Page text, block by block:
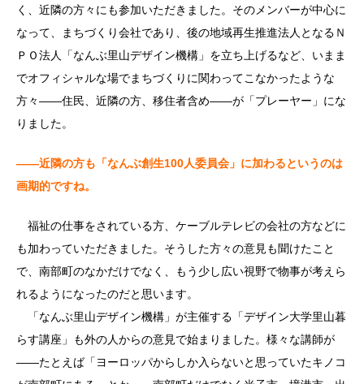
く、近隣の方々にも参加いただきました。そのメンバーが中心に
なって、まちづくり会社であり、後の地域再生推進法人となるＮ
ＰＯ法人「なんぶ里山デザイン機構」を立ち上げるなど、いまま
でオフィシャルな場でまちづくりに関わってこなかったような
方々――住民、近隣の方、移住者含め――が「プレーヤー」にな
りました。
――近隣の方も「なんぶ創生100人委員会」に加わるというのは
画期的ですね。
福祉の仕事をされている方、ケーブルテレビの会社の方などに
も加わっていただきました。そうした方々の意見も聞けたこと
で、南部町のなかだけでなく、もう少し広い視野で物事が考えら
れるようになったのだと思います。
「なんぶ里山デザイン機構」が主催する「デザイン大学里山暮
らす講座」も外の人からの意見で始まりました。様々な講師が
――たとえば「ヨーロッパからしか入らないと思っていたキノコ